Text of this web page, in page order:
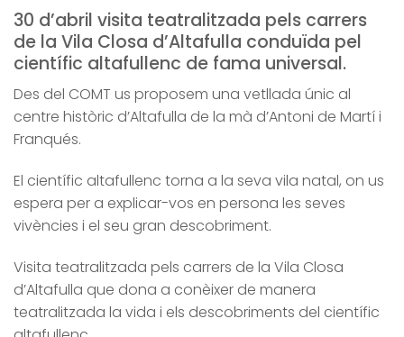
30 d’abril visita teatralitzada pels carrers
de la Vila Closa d’Altafulla conduïda pel
científic altafullenc de fama universal.
Des del COMT us proposem una vetllada únic al
centre històric d’Altafulla de la mà d’Antoni de Martí i
Franqués.
El científic altafullenc torna a la seva vila natal, on us
espera per a explicar-vos en persona les seves
vivències i el seu gran descobriment.
Visita teatralitzada pels carrers de la Vila Closa
d’Altafulla que dona a conèixer de manera
teatralitzada la vida i els descobriments del científic